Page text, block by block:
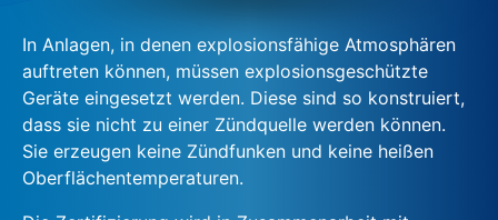
In Anlagen, in denen explosionsfähige Atmosphären
auftreten können, müssen explosionsgeschützte
Geräte eingesetzt werden. Diese sind so konstruiert,
dass sie nicht zu einer Zündquelle werden können.
Sie erzeugen keine Zündfunken und keine heißen
Oberflächentemperaturen.